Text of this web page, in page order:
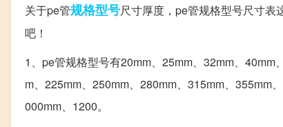
关于pe管规格型号尺寸厚度，pe管规格型号尺寸
吧！
1、pe管规格型号有20mm、25mm、32mm、
m、225mm、250mm、280mm、315mm、355mm
000mm、1200。